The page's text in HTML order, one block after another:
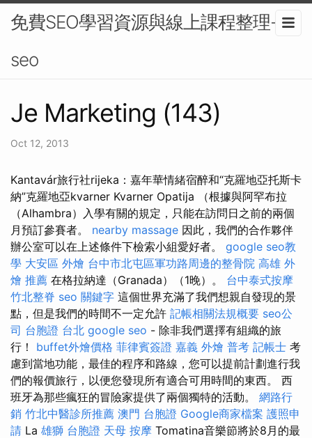
免費SEO學習資源與線上課程整理-
seo
Je Marketing (143)
Oct 12, 2013
Kantavár旅行社rijeka：嘉年華情緒宿醉和“克羅地亞托斯卡
納”克羅地亞kvarner Kvarner Opatija （根據與阿罕布拉
（Alhambra）入學有關的規定，只能在訪問日之前的兩個
月預訂參賽者。 nearby massage 因此，我們的合作夥伴
辦公室可以在上述條件下檢索小組愛好者。 google seo教
學 大安區 外燴 台中市北屯區軍功路周邊的整骨院 高雄 外
燴 推薦 在格拉納達（Granada）（1晚）。 台中泰式按摩
竹北整脊 seo 關鍵字 這個世界充滿了我們想親自發現的景
點，但是我們的時間不一定允許 記帳相關法規概要 seo公
司 台胞證 台北 google seo - 除非我們選擇有組織的旅
行！ buffet外燴價格 菲律賓簽證 嘉義 外燴 普考 記帳士 考
慮到當地功能，最佳的程序和路線，您可以提前計劃進行我
們的報價旅行，以便您發現所有適合可用時間的東西。 西
班牙為那些瘋狂的冒險家提供了兩個獨特的活動。 網路行
銷 竹北中醫診所推薦 澳門 台胞證 Google商家檔案 護照申
請 La 雄獅 台胞證 天母 按摩 Tomatina音樂節將於8月的最